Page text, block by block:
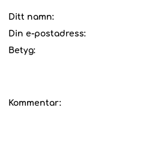
Ditt namn:
Din e-postadress:
Betyg:
Kommentar: